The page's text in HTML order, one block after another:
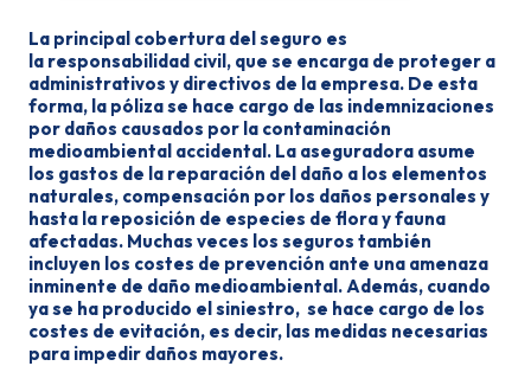
La principal cobertura del seguro es
la responsabilidad civil, que se encarga de proteger a
administrativos y directivos de la empresa. De esta
forma, la póliza se hace cargo de las indemnizaciones
por daños causados por la contaminación
medioambiental accidental. La aseguradora asume
los gastos de la reparación del daño a los elementos
naturales, compensación por los daños personales y
hasta la reposición de especies de flora y fauna
afectadas. Muchas veces los seguros también
incluyen los costes de prevención ante una amenaza
inminente de daño medioambiental. Además, cuando
ya se ha producido el siniestro, se hace cargo de los
costes de evitación, es decir, las medidas necesarias
para impedir daños mayores.